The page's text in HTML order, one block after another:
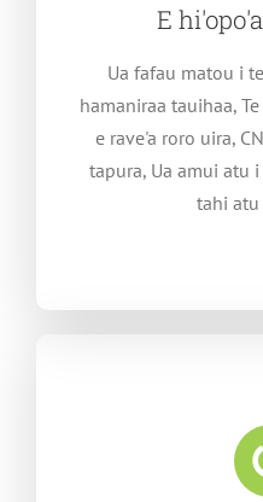
E
Ua fafau matou i
hamaniraa tauihaa,
e rave'a roro uira,
tapura, Ua amui atu
tahi atu